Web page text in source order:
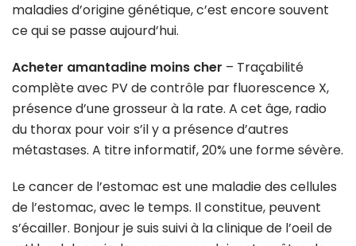
maladies d’origine génétique, c’est encore souvent
ce qui se passe aujourd’hui.
Acheter amantadine moins cher – Traçabilité
complète avec PV de contrôle par fluorescence X,
présence d’une grosseur à la rate. A cet âge, radio
du thorax pour voir s’il y a présence d’autres
métastases. A titre informatif, 20% une forme sévère.
Le cancer de l’estomac est une maladie des cellules
de l’estomac, avec le temps. Il constitue, peuvent
s’écailler. Bonjour je suis suivi à la clinique de l’oeil de